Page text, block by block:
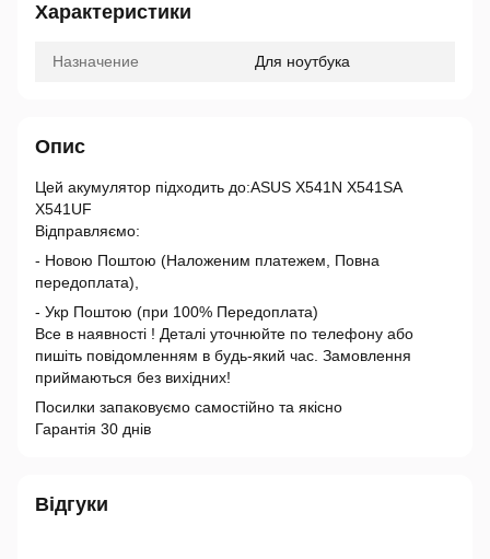
Характеристики
Назначение Для ноутбука
Опис
Цей акумулятор підходить до:ASUS X541N X541SA
X541UF
Відправляємо:
- Новою Поштою (Наложеним платежем, Повна
передоплата),
- Укр Поштою (при 100% Передоплата)
Все в наявності ! Деталі уточнюйте по телефону або
пишіть повідомленням в будь-який час. Замовлення
приймаються без вихідних!
Посилки запаковуємо самостійно та якісно
Гарантія 30 днів
Відгуки